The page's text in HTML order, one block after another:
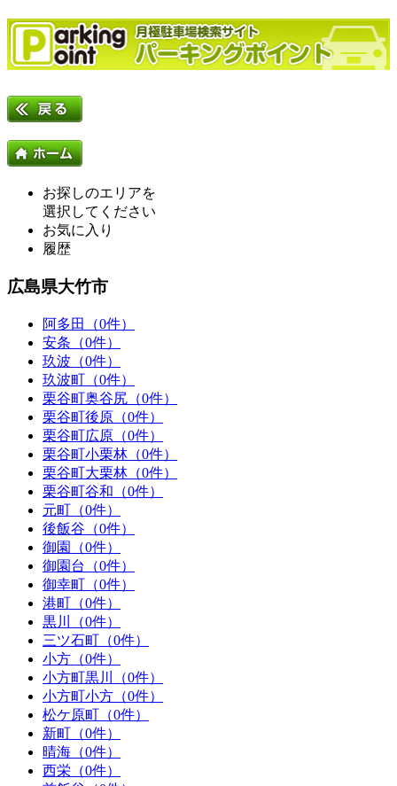
お探しのエリアを
選択してください
お気に入り
履歴
広島県大竹市
阿多田（0件）
安条（0件）
玖波（0件）
玖波町（0件）
栗谷町奥谷尻（0件）
栗谷町後原（0件）
栗谷町広原（0件）
栗谷町小栗林（0件）
栗谷町大栗林（0件）
栗谷町谷和（0件）
元町（0件）
後飯谷（0件）
御園（0件）
御園台（0件）
御幸町（0件）
港町（0件）
黒川（0件）
三ツ石町（0件）
小方（0件）
小方町黒川（0件）
小方町小方（0件）
松ケ原町（0件）
新町（0件）
晴海（0件）
西栄（0件）